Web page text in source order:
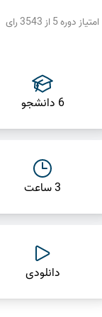
امتیاز دوره 5 از 3543 رای
6 دانشجو
3 ساعت
دانلودی